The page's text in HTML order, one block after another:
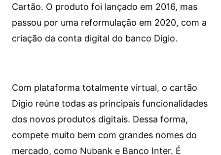
Cartão. O produto foi lançado em 2016, mas
passou por uma reformulação em 2020, com a
criação da conta digital do banco Digio.
Com plataforma totalmente virtual, o cartão
Digio reúne todas as principais funcionalidades
dos novos produtos digitais. Dessa forma,
compete muito bem com grandes nomes do
mercado, como Nubank e Banco Inter. É